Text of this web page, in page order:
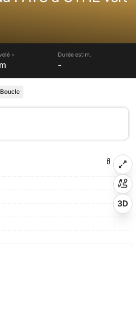
+ Durée estim.
-
Boucle
3D